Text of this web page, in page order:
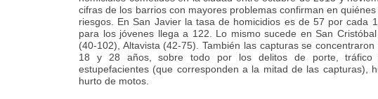
cifras de los barrios con mayores problemas confirman en
riesgos. En San Javier la tasa de homicidios es de 57 por cada
para los jóvenes llega a 122. Lo mismo sucede en San
(40-102), Altavista (42-75). También las capturas se
18 y 28 años, sobre todo por los delitos de porte, tráfico
estupefacientes (que corresponden a la mitad de las capturas),
hurto de motos.